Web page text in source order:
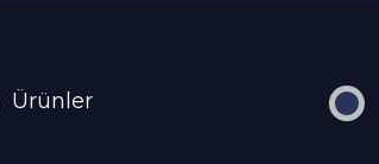
Ürünler